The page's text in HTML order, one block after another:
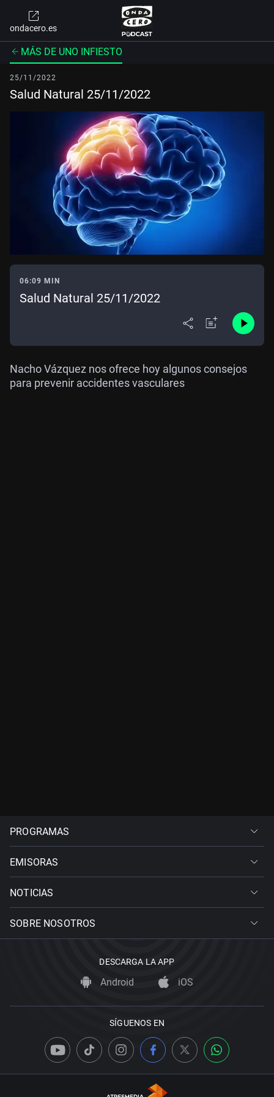
ondacero.es
MÁS DE UNO INFIESTO
25/11/2022
Salud Natural 25/11/2022
06:09 MIN
Salud Natural 25/11/2022
Nacho Vázquez nos ofrece hoy algunos consejos
para prevenir accidentes vasculares
PROGRAMAS
EMISORAS
NOTICIAS
SOBRE NOSOTROS
DESCARGA LA APP
Android iOS
SÍGUENOS EN